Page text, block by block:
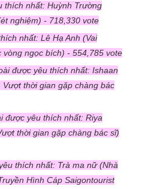
thích nhất: Huỳnh Trường
nghiệm) - 718,330 vote
nhất: Lê Hạ Anh (Vai
vòng ngọc bích) - 554,785 vote
được yêu thích nhất: Ishaan
Vượt thời gian gặp chàng bác
được yêu thích nhất: Riya
thời gian gặp chàng bác sĩ)
thích nhất: Trà ma nữ (Nhà
Hình Cáp Saigontourist